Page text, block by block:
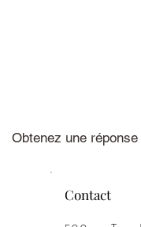
Obtenez une
Contact